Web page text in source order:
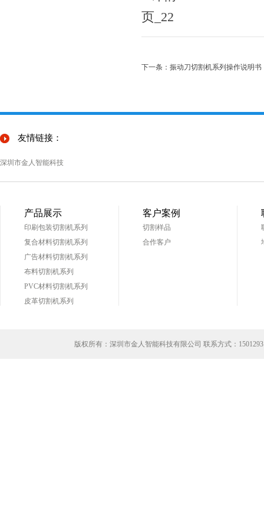
下一条：振动刀切割机系列操作说明书
友情链接：
深圳市金人智能科技
产品展示
印刷包装切割机系列
复合材料切割机系列
广告材料切割机系列
布料切割机系列
PVC材料切割机系列
皮革切割机系列
客户案例
切割样品
合作客户
版权所有：深圳市金人智能科技有限公司 联系方式：